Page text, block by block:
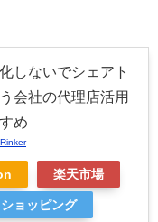
しないでシェアト
会社の代理店活用
め
Rinker
楽天市場
ョッピング